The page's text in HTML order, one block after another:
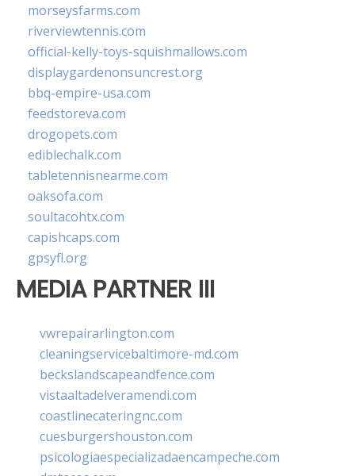
morseysfarms.com
riverviewtennis.com
official-kelly-toys-squishmallows.com
displaygardenonsuncrest.org
bbq-empire-usa.com
feedstoreva.com
drogopets.com
ediblechalk.com
tabletennisnearme.com
oaksofa.com
soultacohtx.com
capishcaps.com
gpsyfl.org
MEDIA PARTNER III
vwrepairarlington.com
cleaningservicebaltimore-md.com
beckslandscapeandfence.com
vistaaltadelveramendi.com
coastlinecateringnc.com
cuesburgershouston.com
psicologiaespecializadaencampeche.com